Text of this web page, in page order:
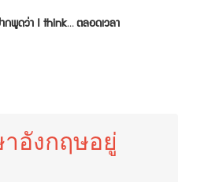
พูดว่า I think… ตลอดเวลา
อังกฤษอยู่